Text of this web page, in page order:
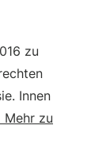
zu
Innen
Mehr zu